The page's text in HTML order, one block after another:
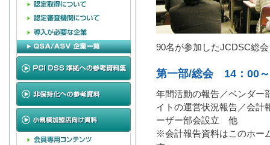
90名が参加したJCDSC総
第一部/総会 14：00
年間活動の報告／ベンダー
イトの運営状況報告／会計
ーザー部会設立 他
※会計報告資料はこのホー